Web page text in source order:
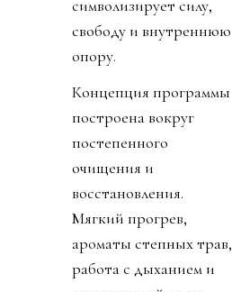
символизирует силу,
свободу и внутреннюю
опору.
Концепция программы
построена вокруг
постепенного
очищения и
восстановления.
Мягкий прогрев,
ароматы степных трав,
работа с дыханием и